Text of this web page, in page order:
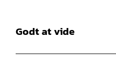
Godt at vide